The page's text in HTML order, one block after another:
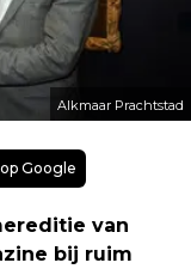
Alkmaar Prachtstad
Google
van
bij ruim